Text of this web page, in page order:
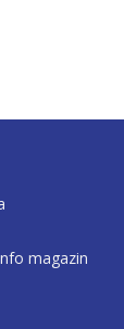
magazin